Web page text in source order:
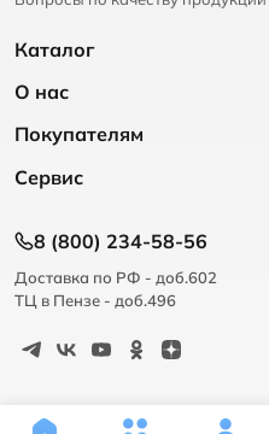
Каталог
О нас
Покупателям
Сервис
8 (800) 234-58-56
Доставка по РФ - доб.602
ТЦ в Пензе - доб.496